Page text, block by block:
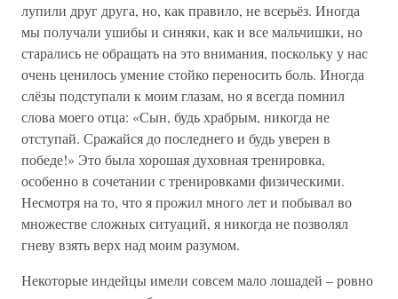
лупили друг друга, но, как правило, не всерьёз. Иногда
мы получали ушибы и синяки, как и все мальчишки, но
старались не обращать на это внимания, поскольку у нас
очень ценилось умение стойко переносить боль. Иногда
слёзы подступали к моим глазам, но я всегда помнил
слова моего отца: «Сын, будь храбрым, никогда не
отступай. Сражайся до последнего и будь уверен в
победе!» Это была хорошая духовная тренировка,
особенно в сочетании с тренировками физическими.
Несмотря на то, что я прожил много лет и побывал во
множестве сложных ситуаций, я никогда не позволял
гневу взять верх над моим разумом.
Некоторые индейцы имели совсем мало лошадей – ровно